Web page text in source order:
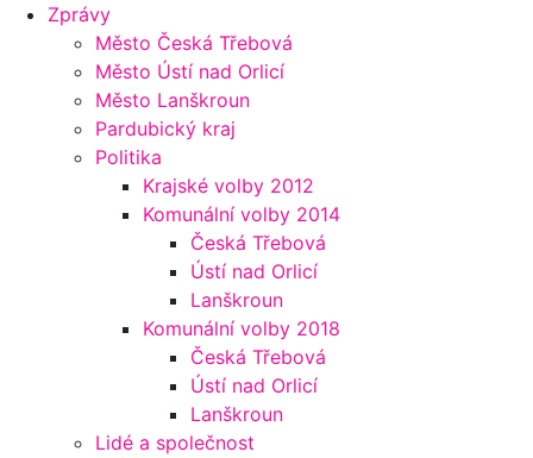
Zprávy
Město Česká Třebová
Město Ústí nad Orlicí
Město Lanškroun
Pardubický kraj
Politika
Krajské volby 2012
Komunální volby 2014
Česká Třebová
Ústí nad Orlicí
Lanškroun
Komunální volby 2018
Česká Třebová
Ústí nad Orlicí
Lanškroun
Lidé a společnost